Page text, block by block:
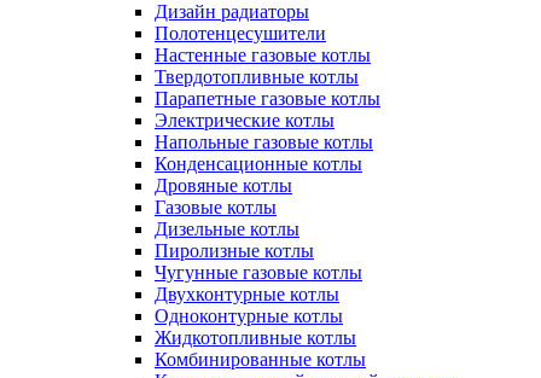
Дизайн радиаторы
Полотенцесушители
Настенные газовые котлы
Твердотопливные котлы
Парапетные газовые котлы
Электрические котлы
Напольные газовые котлы
Конденсационные котлы
Дровяные котлы
Газовые котлы
Дизельные котлы
Пиролизные котлы
Чугунные газовые котлы
Двухконтурные котлы
Одноконтурные котлы
Жидкотопливные котлы
Комбинированные котлы